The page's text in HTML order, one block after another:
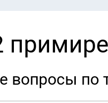
вопросы по